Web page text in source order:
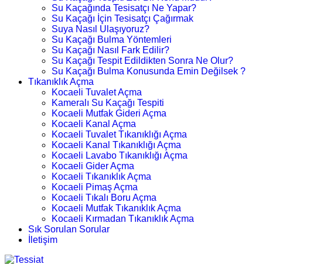
Su Kaçağında Tesisatçı Ne Yapar?
Su Kaçağı İçin Tesisatçı Çağırmak
Suya Nasıl Ulaşıyoruz?
Su Kaçağı Bulma Yöntemleri
Su Kaçağı Nasıl Fark Edilir?
Su Kaçağı Tespit Edildikten Sonra Ne Olur?
Su Kaçağı Bulma Konusunda Emin Değilsek ?
Tıkanıklık Açma
Kocaeli Tuvalet Açma
Kameralı Su Kaçağı Tespiti
Kocaeli Mutfak Gideri Açma
Kocaeli Kanal Açma
Kocaeli Tuvalet Tıkanıklığı Açma
Kocaeli Kanal Tıkanıklığı Açma
Kocaeli Lavabo Tıkanıklığı Açma
Kocaeli Gider Açma
Kocaeli Tıkanıklık Açma
Kocaeli Pimaş Açma
Kocaeli Tıkalı Boru Açma
Kocaeli Mutfak Tıkanıklık Açma
Kocaeli Kırmadan Tıkanıklık Açma
Sık Sorulan Sorular
İletişim